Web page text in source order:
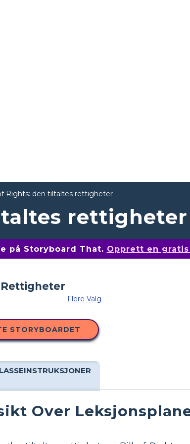
Rights: den tiltaltes rettigheter
rettigheter
på Storyboard That. Opprett en
Flere Valg
STORYBOARDET
Over